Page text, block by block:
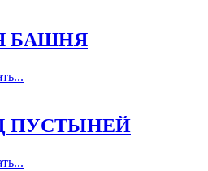
БАШНЯ
ПУСТЫНЕЙ